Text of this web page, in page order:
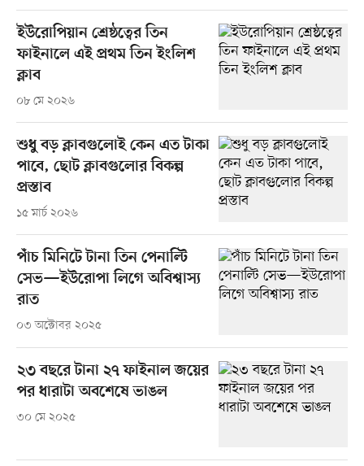
ইউরোপিয়ান শ্রেষ্ঠত্বের তিন
ফাইনালে এই প্রথম তিন ইংলিশ
ক্লাব
০৮ মে ২০২৬
শুধু বড় ক্লাবগুলোই কেন এত টাকা
পাবে, ছোট ক্লাবগুলোর বিকল্প
প্রস্তাব
১৫ মার্চ ২০২৬
পাঁচ মিনিটে টানা তিন পেনাল্টি
সেভ—ইউরোপা লিগে অবিশ্বাস্য
রাত
০৩ অক্টোবর ২০২৫
২৩ বছরে টানা ২৭ ফাইনাল জয়ের
পর ধারাটা অবশেষে ভাঙল
৩০ মে ২০২৫